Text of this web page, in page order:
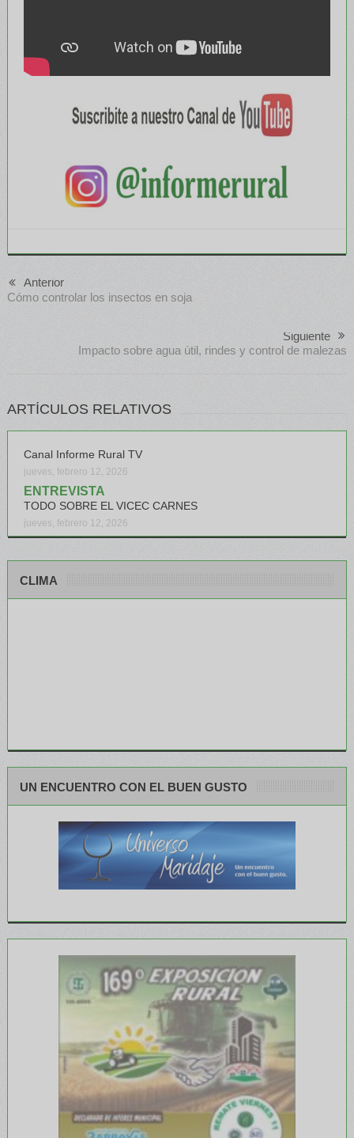
Anterior
Cómo controlar los insectos en soja
Siguiente
Impacto sobre agua útil, rindes y control de malezas
ARTÍCULOS RELATIVOS
Canal Informe Rural TV
jueves, febrero 12, 2026
ENTREVISTA
TODO SOBRE EL VICEC CARNES
jueves, febrero 12, 2026
CLIMA
UN ENCUENTRO CON EL BUEN GUSTO